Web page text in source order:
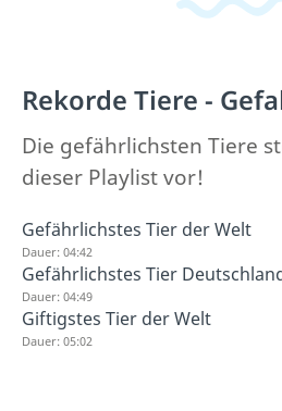
Rekorde Tiere -
Die gefährlichsten Tiere
dieser Playlist vor!
Gefährlichstes Tier der Welt
Dauer: 04:42
Gefährlichstes Tier
Dauer: 04:49
Giftigstes Tier der Welt
Dauer: 05:02